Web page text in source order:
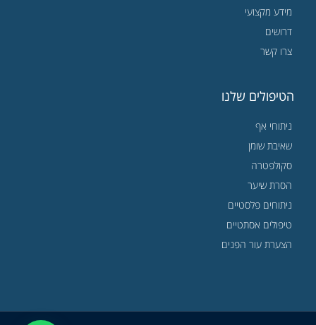
מידע מקצועי
דרושים
צרו קשר
הטיפולים שלנו
ניתוחי אף
שאיבת שומן
סקולפטרה
הסרת שיער
ניתוחים פלסטיים
טיפולים אסתטיים
הצערת עור הפנים